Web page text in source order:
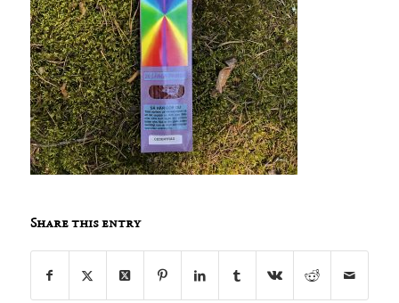
Share this entry